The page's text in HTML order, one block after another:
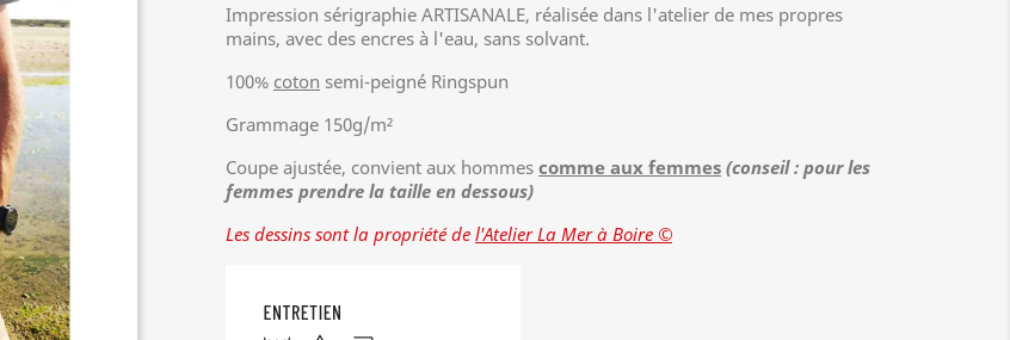
Impression sérigraphie ARTISANALE, réalisée dans l'atelier de mes propres
mains, avec des encres à l'eau, sans solvant.
100% coton semi-peigné Ringspun
Grammage 150g/m²
Coupe ajustée, convient aux hommes comme aux femmes (conseil : pour les
femmes prendre la taille en dessous)
Les dessins sont la propriété de l'Atelier La Mer à Boire ©